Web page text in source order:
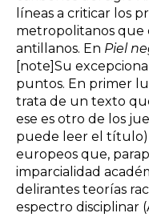
líneas a criticar los
metropolitanos que
antillanos. En Piel
[note]Su
puntos. En primer
trata de un texto
ese es otro de los
puede leer el
europeos que,
imparcialidad
delirantes teorías
espectro disciplinar